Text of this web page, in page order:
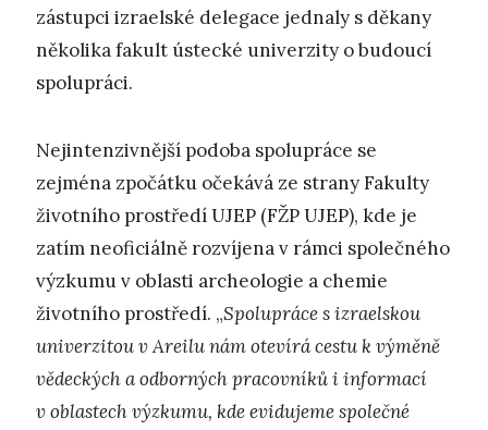
zástupci izraelské delegace jednaly s děkany
několika fakult ústecké univerzity o budoucí
spolupráci.
Nejintenzivnější podoba spolupráce se
zejména zpočátku očekává ze strany Fakulty
životního prostředí UJEP (FŽP UJEP), kde je
zatím neoficiálně rozvíjena v rámci společného
výzkumu v oblasti archeologie a chemie
životního prostředí. „Spolupráce s izraelskou
univerzitou v Areilu nám otevírá cestu k výměně
vědeckých a odborných pracovníků i informací
v oblastech výzkumu, kde evidujeme společné